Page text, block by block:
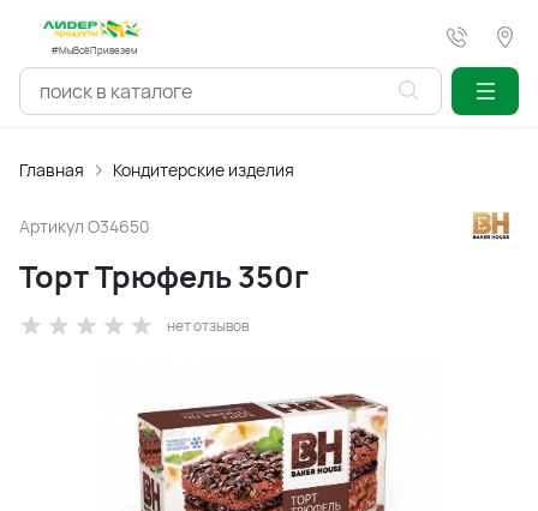
#МыВсёПривезем
Главная Кондитерские изделия
Артикул O34650
Торт Трюфель 350г
нет отзывов